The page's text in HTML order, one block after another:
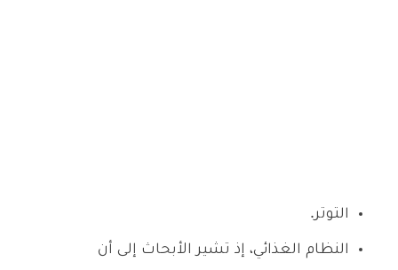
التوتر.
النظام الغذائي، إذ تشير الأبحاث إلى أن